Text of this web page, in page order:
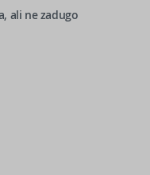
ali ne zadugo